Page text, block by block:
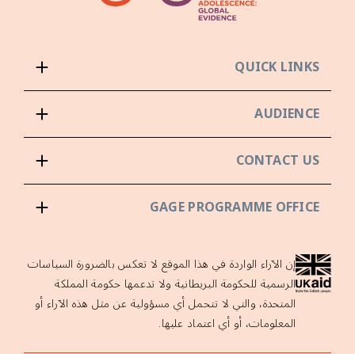
QUICK LINKS
AUDIENCE
CONTACT US
GAGE PROGRAMME OFFICE
إن الآراء الواردة في هذا الموقع لا تعكس بالضرورة السياسات
الرسمية للحكومة البريطانية ولا تدعمها حكومة المملكة
المتحدة، والتي لا تتحمل أي مسؤولية عن مثل هذه الآراء أو
المعلومات، أو أي اعتماد عليها.